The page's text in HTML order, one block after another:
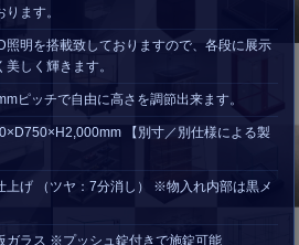
ます。
照明を搭載致しておりますので、各段に展示
しく輝きます。
ピッチで自由に高さを調節出来ます。
【別寸／別仕様による製
上げ （ツヤ：7分消し） ※物入れ内部は黒メ
ガラス ※プッシュ錠付きで施錠可能